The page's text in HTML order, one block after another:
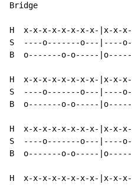
Bridge
H  x-x-x-x-x-x-x-x-|x-x-
S  ----o-------o---|----
B  o-------o-o-----
H  x-x-x-x-x-x-x-x-|x-x-
S  ----o-------o---|----
B  o-------o-o-----
H  x-x-x-x-x-x-x-x-|x-x-
S  ----o-------o---|----
B  o-------o-o-----
H  x-x-x-x-x-x-x-x-|x-x-